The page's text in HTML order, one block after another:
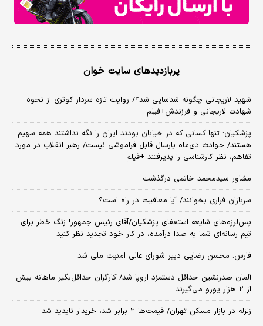
پربازدیدهای سایت خوان
شهید لاریجانی چگونه شناسایی شد؟/ روایت تازه سردار کوثری از نحوه
شهادت لاریجانی و فرزندش+فیلم
پزشکیان: تنها کسانی که در خیابان بودند ایران را نگه نداشتند همه سهیم
هستند/ حوادث دی‌ماه پارسال قابل فراموشی نیست/ رهبر انقلاب در مورد
تفاهم، نظر کارشناسی را پذیرفتند +فیلم
مشاور سیدمحمد خاتمی درگذشت
سربازان فراری بخوانند/ آیا معافیت در راه است؟
پس‌لرزه‌های شایعه استعفای پزشکیان/آقای رئیس جمهور! زنگ خطر برای
تیم رسانه‌ای شما به صدا درآمده، در کار خود تجدید نظر کنید
فارس: محسن رضایی دبیر شورای عالی امنیت ملی شد
آلمان صدرنشین حداقل دستمزد اروپا شد/ کارگران حداقل‌بگیر ماهانه بیش
از ۲ هزار یورو می‌گیرند
زلزله در بازار مسکن تهران/ قیمت‌ها ۲ برابر شد، خریدار ناپدید شد